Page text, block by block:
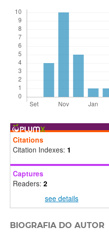
Citations
Citation Indexes: 1
Captures
Readers: 2
see details
BIOGRAFIA DO AUTOR